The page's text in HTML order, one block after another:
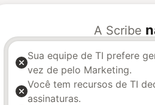
A Scribe
Sua equipe de TI prefere
vez de pelo Marketing.
Você tem recursos de TI
assinaturas.